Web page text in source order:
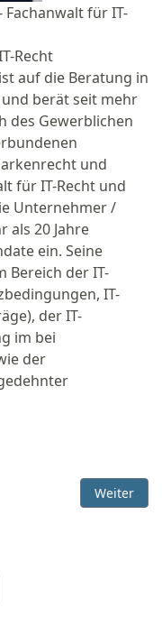
Fachanwalt für IT-
Recht
auf die Beratung in
und berät seit mehr
des Gewerblichen
und
für IT-Recht und
Unternehmer /
als 20 Jahre
ein. Seine
Bereich der IT-
IT-
der IT-
im bei
der
Nächster
Weiter